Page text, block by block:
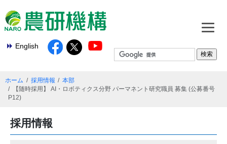
English
ホーム 採用情報
本部
【随時採用】 AI・ロボティクス分野 パーマネント研究職員 募集 (公募番号
P12)
採用情報